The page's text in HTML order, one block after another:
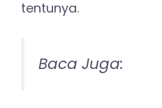
tentunya.
Baca Juga: